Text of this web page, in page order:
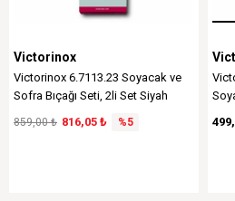
Victorinox
Victorinox 6.7113.23 Soyacak ve
Sofra Bıçağı Seti, 2li Set Siyah
816,05 ₺
859,00 ₺ %5